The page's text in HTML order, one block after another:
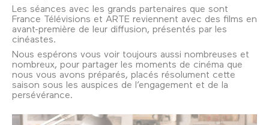
Les séances avec les grands partenaires que sont
France Télévisions et ARTE reviennent avec des films en
avant-première de leur diffusion, présentés par les
cinéastes.
Nous espérons vous voir toujours aussi nombreuses et
nombreux, pour partager les moments de cinéma que
nous vous avons préparés, placés résolument cette
saison sous les auspices de l’engagement et de la
persévérance.